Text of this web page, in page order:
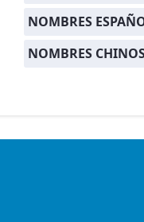
NOMBRES
NOMBRES